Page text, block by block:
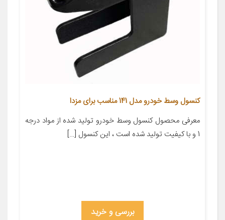
کنسول وسط خودرو مدل 141 مناسب برای مزدا
معرفی محصول کنسول وسط خودرو تولید شده از مواد درجه
1 و با کیفیت تولید شده است ، این کنسول […]
بررسی و خرید